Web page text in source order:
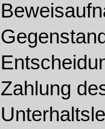
Zahlung